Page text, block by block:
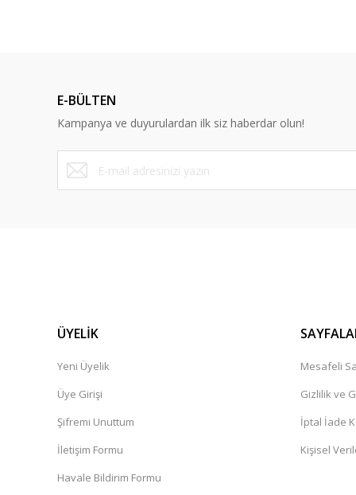
E-BÜLTEN
Kampanya ve duyurulardan ilk siz haberdar olun!
ÜYELİK
Yeni Üyelik
Üye Girişi
Şifremi Unuttum
İletişim Formu
Havale Bildirim Formu
Mesafeli
Gizlilik ve
İptal İade
Kişisel